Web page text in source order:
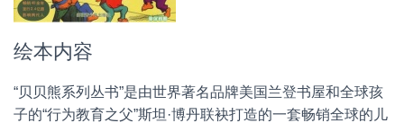
绘本内容
“贝贝熊系列丛书”是由世界著名品牌美国兰登书屋和全球孩
子的“行为教育之父”斯坦·博丹联袂打造的一套畅销全球的儿